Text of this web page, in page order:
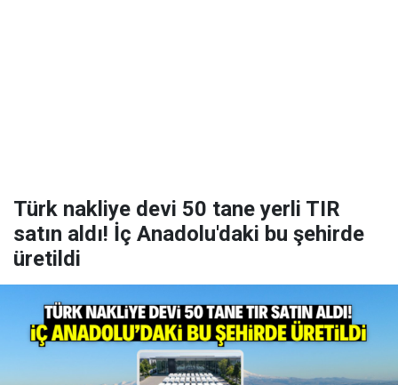
Türk nakliye devi 50 tane yerli TIR
satın aldı! İç Anadolu'daki bu şehirde
üretildi